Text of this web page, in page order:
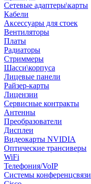
Сетевые адаптеры\карты
Кабели
Аксессуары для стоек
Вентиляторы
Платы
Радиаторы
Стриммеры
Шасси\корпуса
Лицевые панели
Райзер-карты
Лицензии
Сервисные контракты
Антенны
Преобразователи
Дисплеи
Видеокарты NVIDIA
Оптические трансиверы
WiFi
Телефония/VoIP
Системы конференцсвязи